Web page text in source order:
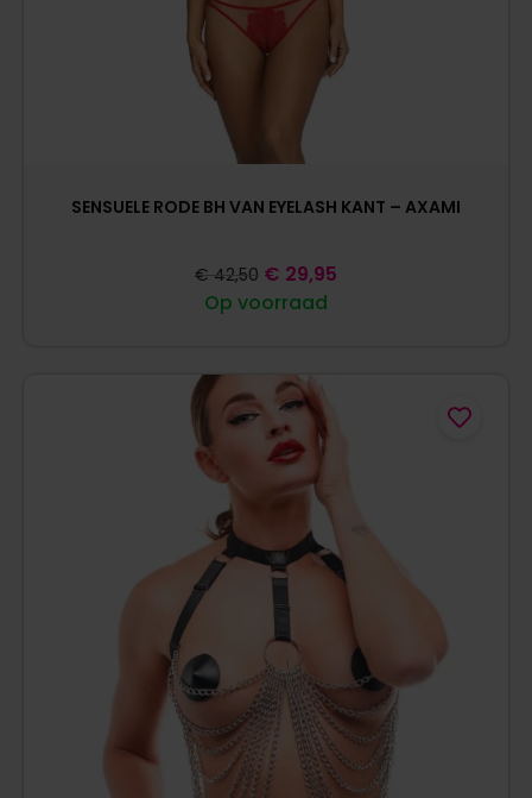
SENSUELE RODE BH VAN EYELASH KANT – AXAMI
Op voorraad
€ 42,50 € 29,95